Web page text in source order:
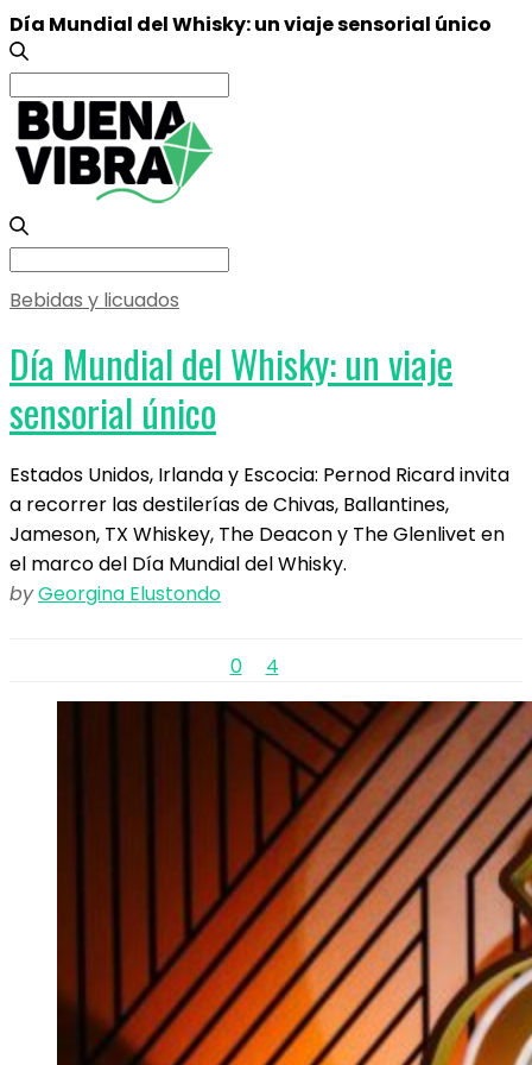
Día Mundial del Whisky: un viaje sensorial único
Search
for:
Search
Bebidas y licuados
Día Mundial del Whisky: un viaje
sensorial único
Estados Unidos, Irlanda y Escocia: Pernod Ricard invita
a recorrer las destilerías de Chivas, Ballantines,
Jameson, TX Whiskey, The Deacon y The Glenlivet en
el marco del Día Mundial del Whisky.
byGeorgina Elustondo
0 4